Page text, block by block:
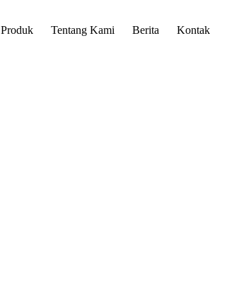
Produk Tentang Kami Berita Kontak